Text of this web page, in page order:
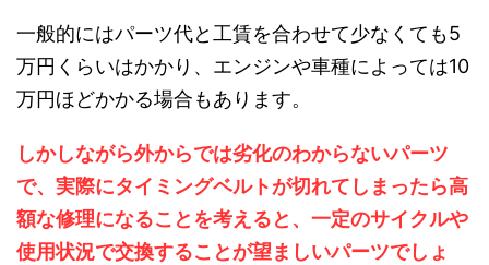
一般的にはパーツ代と工賃を合わせて少なくても5
万円くらいはかかり、エンジンや車種によっては10
万円ほどかかる場合もあります。
しかしながら外からでは劣化のわからないパーツ
で、実際にタイミングベルトが切れてしまったら高
額な修理になることを考えると、一定のサイクルや
使用状況で交換することが望ましいパーツでしょ